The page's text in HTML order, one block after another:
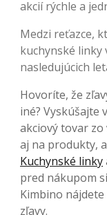
akcií rýchle a
Medzi reťazce,
kuchynské linky
nasledujúcich
Hovoríte, že
iné? Vyskúšajte
akciový tovar
aj na produkty,
Kuchynské linky
pred nákupom
Kimbino
zľavy.